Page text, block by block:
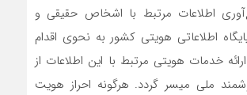
اطلاعات مرتبط با اشخاص حقیقی و
اطلاعاتی هویتی کشور به نحوی اقدام
خدمات هویتی مرتبط با این اطلاعات از
ملی میسر گردد. هرگونه احراز هویت